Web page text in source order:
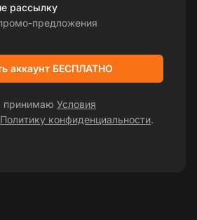
рассылку
предложения
аккаунт БЕСПЛАТНО
принимаю Условия
Политику конфиденциальности.